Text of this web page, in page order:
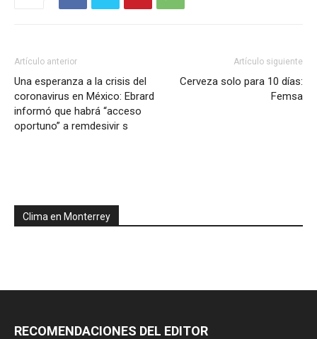
Artículo anterior
Una esperanza a la crisis del
coronavirus en México: Ebrard
informó que habrá “acceso
oportuno” a remdesivir s
Artículo siguiente
Cerveza solo para 10 días:
Femsa
Clima en Monterrey
RECOMENDACIONES DEL EDITOR